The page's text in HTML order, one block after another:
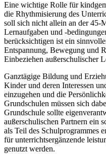
Eine wichtige Rolle für
die Rhythmisierung des
soll sich nicht allein an der 45-
Lernaufgaben und -
berücksichtigen ist ein
Entspannung, Bewegung und
Einbeziehen außerschulischer
Ganztägige Bildung und
Kinder und deren Interessen
einzugehen und die
Grundschulen müssen sich
Grundschule sollte
außerschulischen Partnern ein
als Teil des Schulprogrammes
für unterrichtsergänzende
genutzt werden.